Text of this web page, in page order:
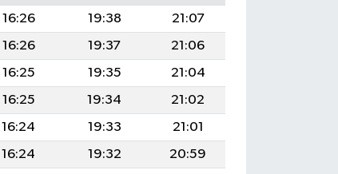
16:26 19:38
21:07
16:26 19:37
21:06
16:25 19:35
21:04
16:25 19:34
21:02
16:24 19:33
21:01
16:24 19:32
20:59